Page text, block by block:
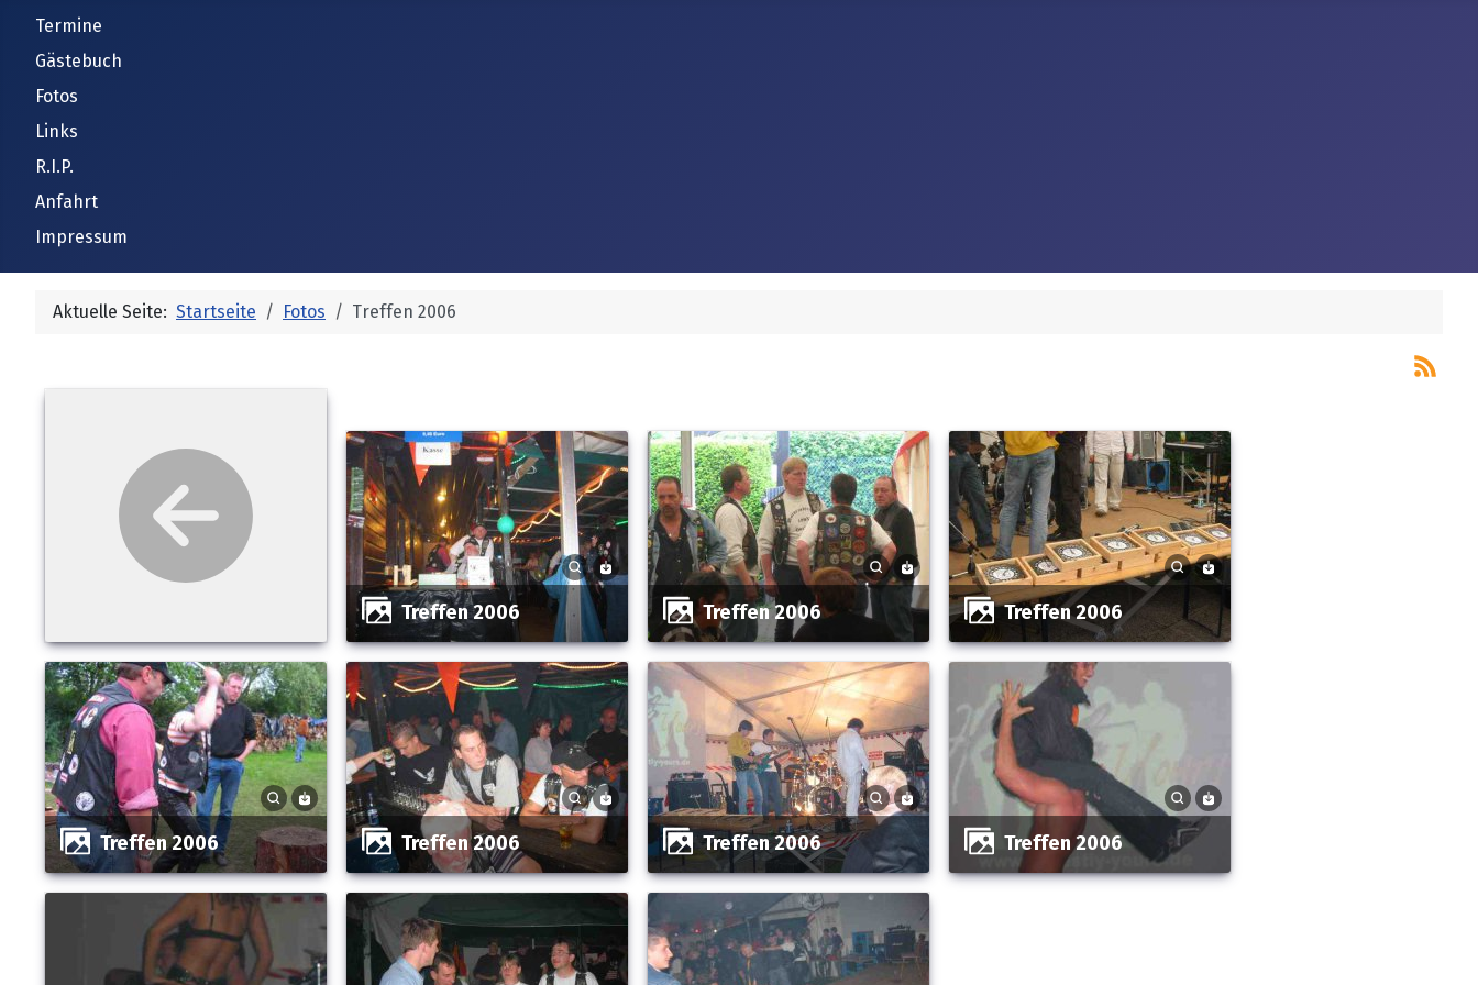
Termine
Gästebuch
Fotos
Links
R.I.P.
Anfahrt
Impressum
Aktuelle Seite: Startseite Fotos Treffen 2006
Treffen 2006 Treffen 2006 Treffen 2006
Treffen 2006 Treffen 2006 Treffen 2006 Treffen 2006